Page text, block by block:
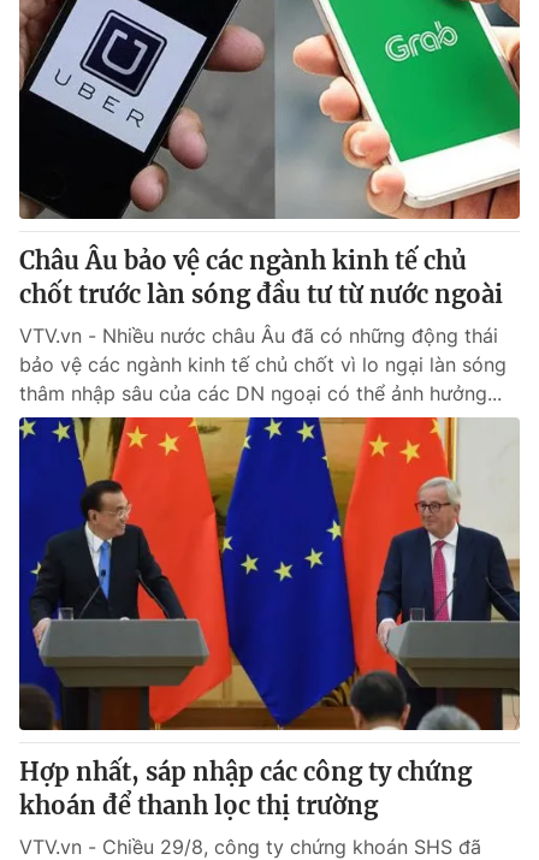
Châu Âu bảo vệ các ngành kinh tế chủ
chốt trước làn sóng đầu tư từ nước ngoài
VTV.vn - Nhiều nước châu Âu đã có những động thái
bảo vệ các ngành kinh tế chủ chốt vì lo ngại làn sóng
thâm nhập sâu của các DN ngoại có thể ảnh hưởng...
Hợp nhất, sáp nhập các công ty chứng
khoán để thanh lọc thị trường
VTV.vn - Chiều 29/8, công ty chứng khoán SHS đã